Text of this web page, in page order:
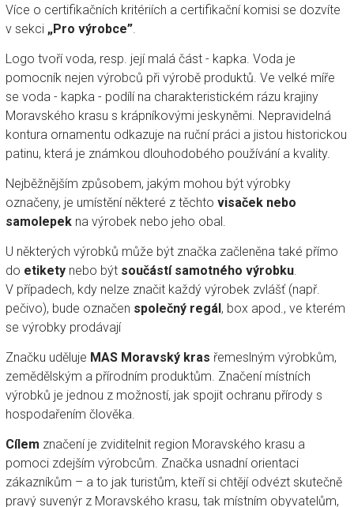
Více o certifikačních kritériích a certifikační komisi se dozvíte
v sekci „Pro výrobce”.
Logo tvoří voda, resp. její malá část - kapka. Voda je
pomocník nejen výrobců při výrobě produktů. Ve velké míře
se voda - kapka - podílí na charakteristickém rázu krajiny
Moravského krasu s krápníkovými jeskyněmi. Nepravidelná
kontura ornamentu odkazuje na ruční práci a jistou historickou
patinu, která je známkou dlouhodobého používání a kvality.
Nejběžnějším způsobem, jakým mohou být výrobky
označeny, je umístění některé z těchto visaček nebo
samolepekna výrobek nebo jeho obal.
U některých výrobků může být značka začleněna také přímo
do etiketynebo být součástí samotného výrobku.
V případech, kdy nelze značit každý výrobek zvlášť (např.
pečivo), bude označen společný regál , box apod., ve kterém
se výrobky prodávají
Značku uděluje MAS Moravský kras řemeslným výrobkům,
zemědělským a přírodním produktům. Značení místních
výrobků je jednou z možností, jak spojit ochranu přírody s
hospodařením člověka.
Cílem značení je zviditelnit region Moravského krasu a
pomoci zdejším výrobcům. Značka usnadní orientaci
zákazníkům – a to jak turistům, kteří si chtějí odvézt skutečně
pravý suvenýr z Moravského krasu, tak místním obyvatelům,